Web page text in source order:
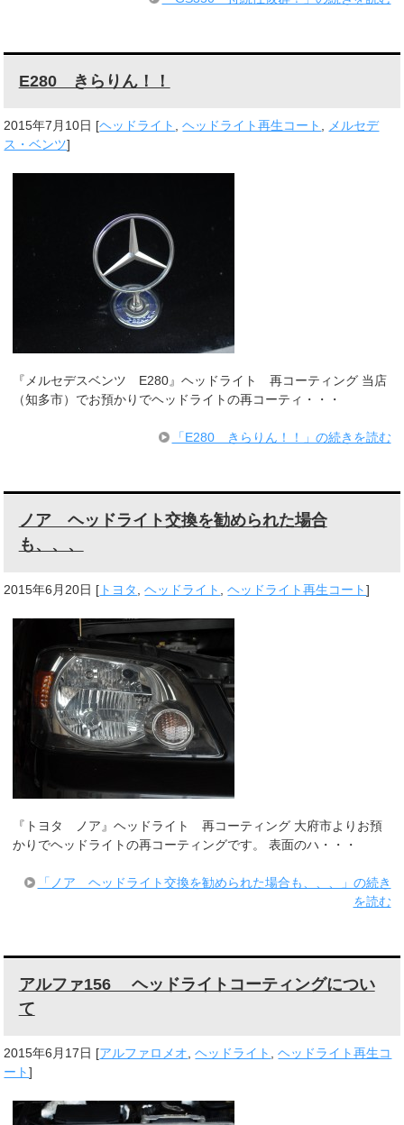
E280 きらりん！！
2015年7月10日 [ヘッドライト ,ヘッドライト再生コート , メルセデ
ス・ベンツ]
『メルセデスベンツ E280』ヘッドライト 再コーティング 当店
（知多市）でお預かりでヘッドライトの再コーティ・・・
「E280 きらりん！！」の続きを読む
ノア ヘッドライト交換を勧められた場合
も、、、
2015年6月20日 [ トヨタ ,ヘッドライト ,ヘッドライト再生コート]
『トヨタ ノア』ヘッドライト 再コーティング 大府市よりお預
かりでヘッドライトの再コーティングです。 表面のハ・・・
「ノア ヘッドライト交換を勧められた場合も、、、」の続き
を読む
アルファ156 ヘッドライトコーティングについ
て
2015年6月17日 [アルファロメオ ,ヘッドライト ,ヘッドライト再生コ
ート]